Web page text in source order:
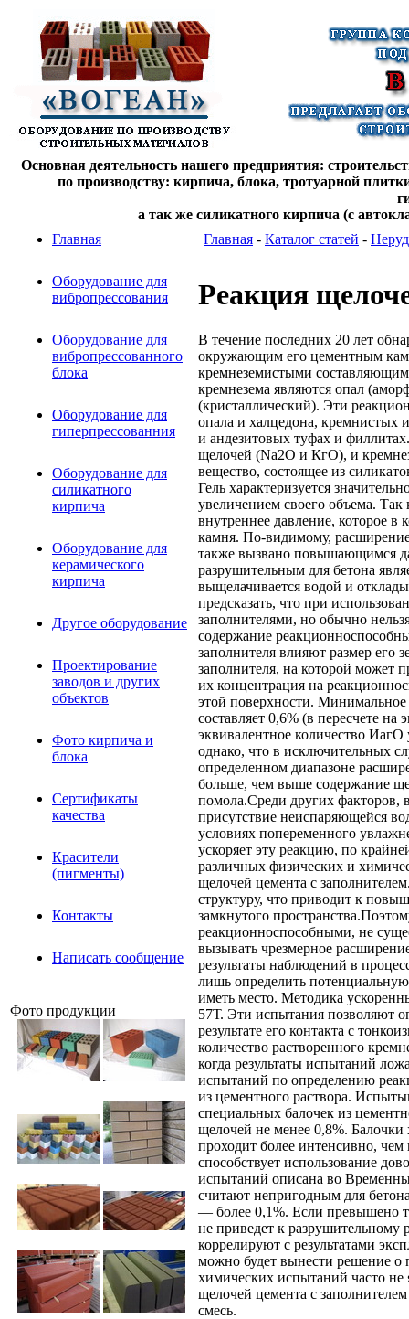
Основная деятельность нашего предприятия:
по производству: кирпича, блока, тротуарной
а так же силикатного кирпича (с
Главная
Оборудование для
вибропрессования
Оборудование для
вибропрессованного
блока
Оборудование для
гиперпрессованния
Оборудование для
силикатного
кирпича
Оборудование для
керамического
кирпича
Другое оборудование
Проектирование
заводов и других
объектов
Фото кирпича и
блока
Сертификаты
качества
Красители
(пигменты)
Контакты
Написать сообщение
Фото продукции
Главная - Каталог статей -
Реакция
В течение последних 20 лет
окружающим его цементным
кремнеземистыми
кремнезема являются опал
(кристаллический). Эти
опала и халцедона, кремнистых
и андезитовых туфах и
щелочей (Na2O и КгО), и
вещество, состоящее из
Гель характеризуется
увеличением своего объема.
внутреннее давление, которое
камня. По-видимому,
также вызвано повышающимся
разрушительным для бетона
выщелачивается водой и
предсказать, что при
заполнителями, но обычно
содержание
заполнителя влияют размер его
заполнителя, на которой может
их концентрация на
этой поверхности.
составляет 0,6% (в пересчете
эквивалентное количество
однако, что в исключительных
определенном диапазоне
больше, чем выше содержание
помола.Среди других факторов,
присутствие неиспаряющейся
условиях попеременного
ускоряет эту реакцию, по
различных физических и
щелочей цемента с
структуру, что приводит к
замкнутого
реакционноспособными, не
вызывать чрезмерное
результаты наблюдений в
лишь определить потенциальную
иметь место. Методика
57Т. Эти испытания позволяют
результате его контакта с
количество растворенного
когда результаты испытаний
испытаний по определению
из цементного раствора.
специальных балочек из
щелочей не менее 0,8%. Балочки
проходит более интенсивно,
способствует использование
испытаний описана во
считают непригодным для
— более 0,1%. Если превышено
не приведет к разрушительному
коррелируют с результатами
можно будет вынести решение о
химических испытаний часто
щелочей цемента с
смесь.